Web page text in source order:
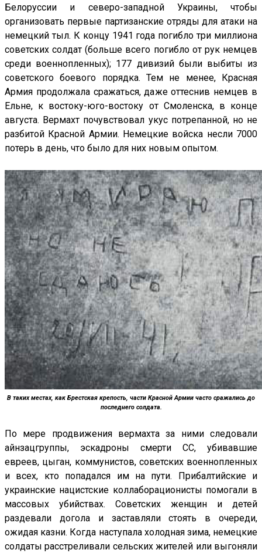
Белоруссии и северо-западной Украины, чтобы
организовать первые партизанские отряды для атаки на
немецкий тыл. К концу 1941 года погибло три миллиона
советских солдат (больше всего погибло от рук немцев
среди военнопленных); 177 дивизий были выбиты из
советского боевого порядка. Тем не менее, Красная
Армия продолжала сражаться, даже оттеснив немцев в
Ельне, к востоку-юго-востоку от Смоленска, в конце
августа. Вермахт почувствовал укус потрепанной, но не
разбитой Красной Армии. Немецкие войска несли 7000
потерь в день, что было для них новым опытом.
В таких местах, как Брестская крепость, части Красной Армии часто сражались до
последнего солдата.
По мере продвижения вермахта за ними следовали
айнзацгруппы, эскадроны смерти СС, убивавшие
евреев, цыган, коммунистов, советских военнопленных
и всех, кто попадался им на пути. Прибалтийские и
украинские нацистские коллаборационисты помогали в
массовых убийствах. Советских женщин и детей
раздевали догола и заставляли стоять в очереди,
ожидая казни. Когда наступала холодная зима, немецкие
солдаты расстреливали сельских жителей или выгоняли